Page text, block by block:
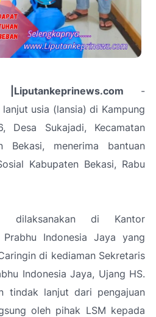
-
usia (lansia) di Kampung
Desa Sukajadi, Kecamatan
Bekasi, menerima bantuan
Kabupaten Bekasi, Rabu
dilaksanakan di Kantor
Indonesia Jaya yang
di kediaman Sekretaris
Indonesia Jaya, Ujang HS.
tindak lanjut dari pengajuan
oleh pihak LSM kepada